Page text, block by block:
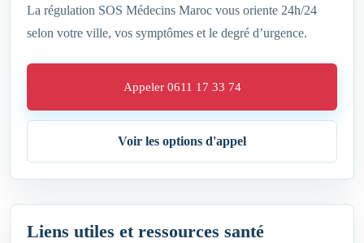
La régulation SOS Médecins Maroc vous oriente 24h/24
selon votre ville, vos symptômes et le degré d’urgence.
Appeler 0611 17 33 74
Voir les options d'appel
Liens utiles et ressources santé